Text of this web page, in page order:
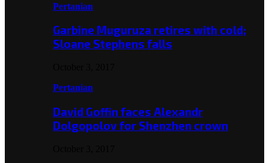
Pertanian
Garbine Muguruza retires with cold;
Sloane Stephens falls
Pertanian
David Goffin faces Alexandr
Dolgopolov for Shenzhen crown